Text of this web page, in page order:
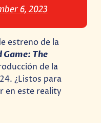
6, 2023
estreno de la
Game: The
de la
¿Listos para
en este reality